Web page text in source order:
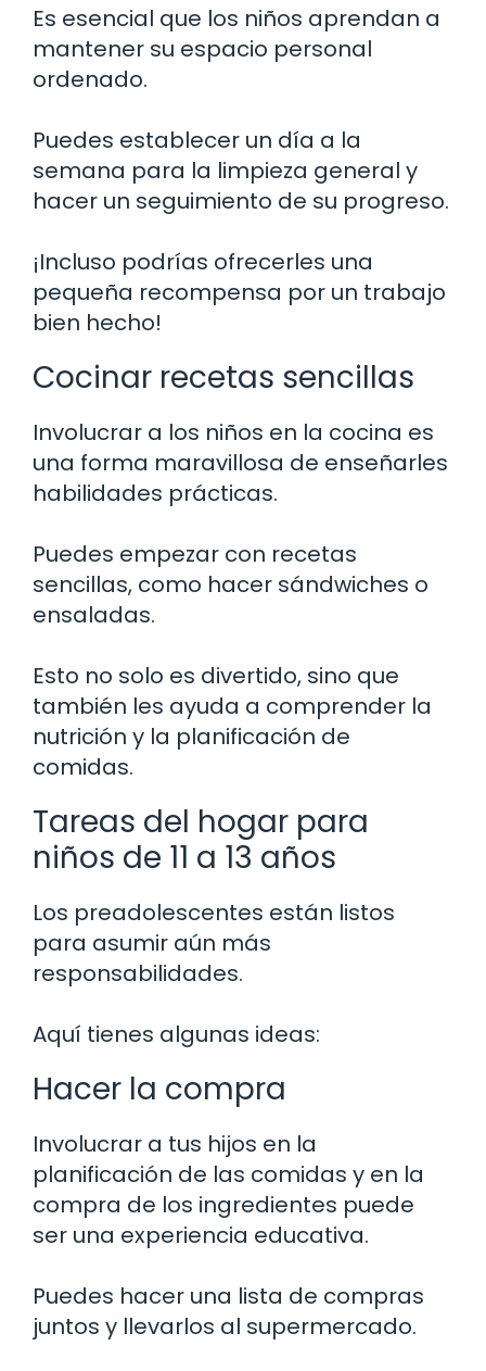
Es esencial que los niños aprendan a
mantener su espacio personal
ordenado.
Puedes establecer un día a la
semana para la limpieza general y
hacer un seguimiento de su progreso.
¡Incluso podrías ofrecerles una
pequeña recompensa por un trabajo
bien hecho!
Cocinar recetas sencillas
Involucrar a los niños en la cocina es
una forma maravillosa de enseñarles
habilidades prácticas.
Puedes empezar con recetas
sencillas, como hacer sándwiches o
ensaladas.
Esto no solo es divertido, sino que
también les ayuda a comprender la
nutrición y la planificación de
comidas.
Tareas del hogar para
niños de 11 a 13 años
Los preadolescentes están listos
para asumir aún más
responsabilidades.
Aquí tienes algunas ideas:
Hacer la compra
Involucrar a tus hijos en la
planificación de las comidas y en la
compra de los ingredientes puede
ser una experiencia educativa.
Puedes hacer una lista de compras
juntos y llevarlos al supermercado.